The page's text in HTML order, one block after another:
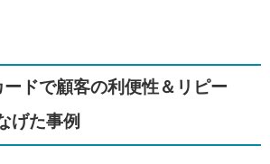
ドで顧客の利便性＆リピー
げた事例